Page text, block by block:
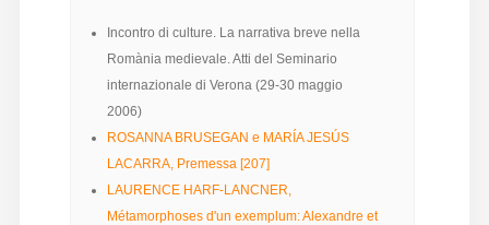
Direzione
Seminario
Diffusione
Incontro di culture. La narrativa breve nella
Romània medievale. Atti del Seminario
internazionale di Verona (29-30 maggio
2006)
ROSANNA BRUSEGAN e MARÍA JESÚS
LACARRA, Premessa [207]
LAURENCE HARF-LANCNER,
Métamorphoses d'un exemplum: Alexandre et